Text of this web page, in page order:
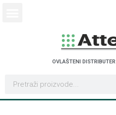
OVLAŠTENI DISTRIBUTER